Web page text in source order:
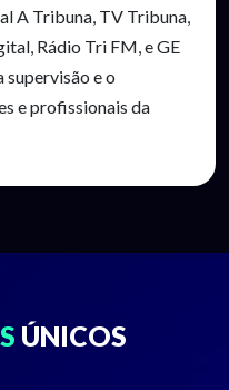
A Tribuna, TV Tribuna,
Rádio Tri FM, e GE
supervisão e o
e profissionais da
ÚNICOS